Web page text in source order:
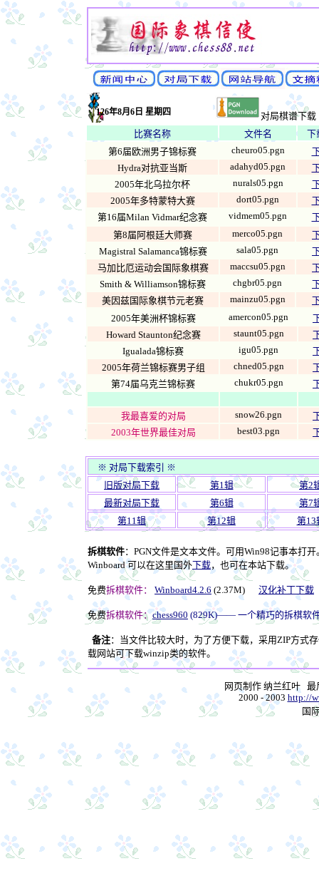
126年8月6日 星期四
对局棋谱下载
比赛名称
文件名
下
第6届欧洲男子锦标赛
cheuro05.pgn
Hydra对抗亚当斯
adahyd05.pgn
2005年北乌拉尔杯
nurals05.pgn
2005年多特蒙特大赛
dort05.pgn
第16届Milan Vidmar纪念赛
vidmem05.pgn
第8届阿根廷大师赛
merco05.pgn
Magistral Salamanca锦标赛
sala05.pgn
马加比厄运动会国际象棋赛
maccsu05.pgn
Smith & Williamson锦标赛
chgbr05.pgn
美因兹国际象棋节元老赛
mainzu05.pgn
2005年美洲杯锦标赛
amercon05.pgn
Howard Staunton纪念赛
staunt05.pgn
Igualada锦标赛
igu05.pgn
2005年荷兰锦标赛男子组
chned05.pgn
第74届乌克兰锦标赛
chukr05.pgn
我最喜爱的对局 snow26.pgn
2003年世界最佳对局
best03.pgn
※ 对局下载索引 ※
旧版对局下载
第1辑
第2
最新对局下载
第6辑
第7
第11辑
第12辑 第13
拆棋软件：PGN文件是文本文件。可用Win98记事本打
Winboard 可以在这里国外下载，也可在本站下载。
免费拆棋软件： Winboard4.2.6 (2.37M) 汉化补丁下载
免费拆棋软件：chess960 (829K)—— 一个精巧的拆棋软
备注：当文件比较大时，为了方便下载，采用ZIP方式
载网站可下载winzip类的软件。
网页制作 纳兰红叶
2000 - 2003 http://
国